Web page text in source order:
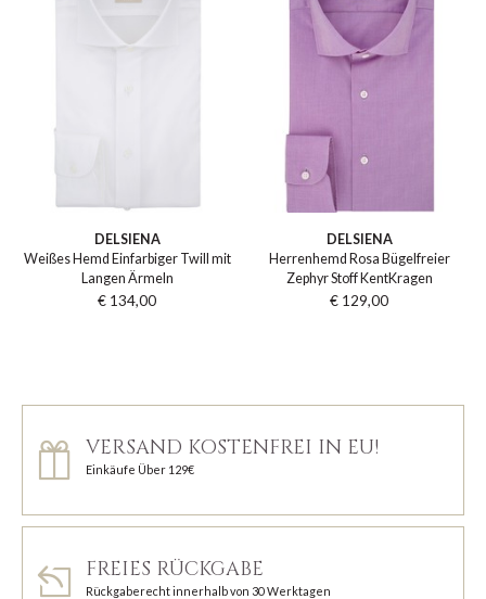
DELSIENA
Weißes Hemd Einfarbiger Twill mit
Langen Ärmeln
€ 134,00
DELSIENA
Herrenhemd Rosa Bügelfreier
Zephyr Stoff KentKragen
€ 129,00
VERSAND KOSTENFREI IN EU!
Einkäufe Über 129€
FREIES RÜCKGABE
Rückgaberecht innerhalb von 30 Werktagen